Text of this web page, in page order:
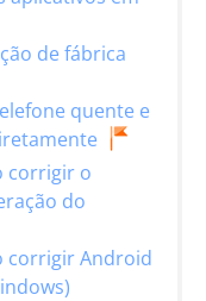
de fábrica
quente e
corrigir o
do
corrigir Android